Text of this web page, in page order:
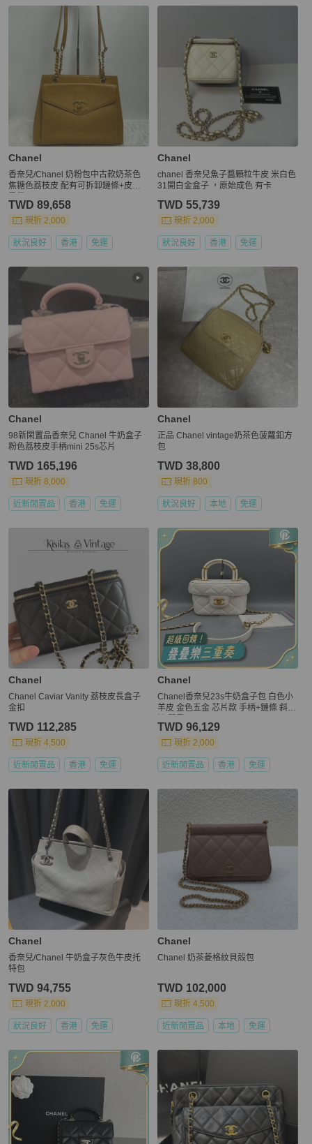
Chanel
香奈兒/Chanel 奶粉包中古款奶茶色
焦糖色荔枝皮 配有可拆卸鏈條+皮質
TWD 89,658
現折 2,000
狀況良好 香港 免運
Chanel
chanel 香奈兒魚子醬顆粒牛皮 米白色
31開白金盒子 ，原始成色 有卡
TWD 55,739
現折 2,000
狀況良好 香港 免運
Chanel
98新閑置品香奈兒 Chanel 牛奶盒子
粉色荔枝皮手柄mini 25s芯片
TWD 165,196
現折 8,000
近新閒置品 香港 免運
Chanel
正品 Chanel vintage奶茶色菠蘿釦方
包
TWD 38,800
現折 800
狀況良好 本地 免運
Chanel
Chanel Caviar Vanity 荔枝皮長盒子
金扣
TWD 112,285
現折 4,500
近新閒置品 香港 免運
Chanel
Chanel香奈兒23s牛奶盒子包 白色小
羊皮 金色五金 芯片款 手柄+鏈條 斜
TWD 96,129
現折 2,000
近新閒置品 香港 免運
Chanel
香奈兒/Chanel 牛奶盒子灰色牛皮托
特包
TWD 94,755
現折 2,000
狀況良好 香港 免運
Chanel
Chanel 奶茶菱格紋貝殼包
TWD 102,000
現折 4,500
近新閒置品 本地 免運